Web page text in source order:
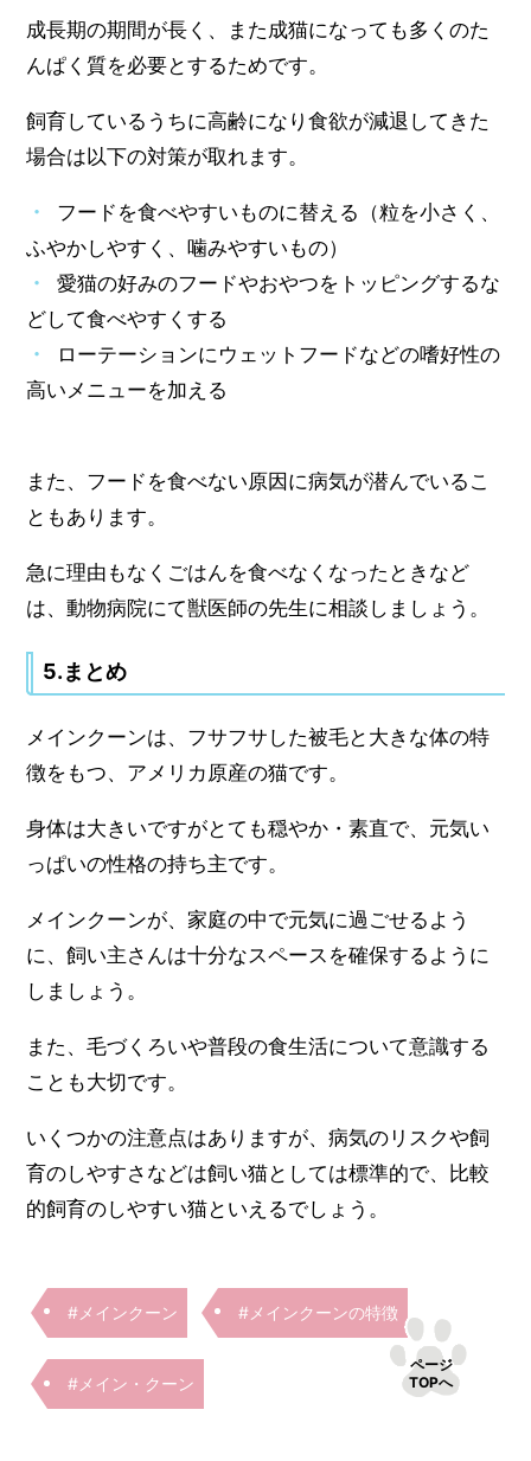
成長期の期間が長く、また成猫になっても多くのた
んぱく質を必要とするためです。
飼育しているうちに高齢になり食欲が減退してきた
場合は以下の対策が取れます。
フードを食べやすいものに替える（粒を小さく、
ふやかしやすく、噛みやすいもの）
愛猫の好みのフードやおやつをトッピングするな
どして食べやすくする
ローテーションにウェットフードなどの嗜好性の
高いメニューを加える
また、フードを食べない原因に病気が潜んでいるこ
ともあります。
急に理由もなくごはんを食べなくなったときなど
は、動物病院にて獣医師の先生に相談しましょう。
5.まとめ
メインクーンは、フサフサした被毛と大きな体の特
徴をもつ、アメリカ原産の猫です。
身体は大きいですがとても穏やか・素直で、元気い
っぱいの性格の持ち主です。
メインクーンが、家庭の中で元気に過ごせるよう
に、飼い主さんは十分なスペースを確保するように
しましょう。
また、毛づくろいや普段の食生活について意識する
ことも大切です。
いくつかの注意点はありますが、病気のリスクや飼
育のしやすさなどは飼い猫としては標準的で、比較
的飼育のしやすい猫といえるでしょう。
#メインクーン #メインクーンの特徴
#メイン・クーン
ページ
TOPへ